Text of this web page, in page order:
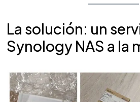
La solución: un
Synology NAS a la